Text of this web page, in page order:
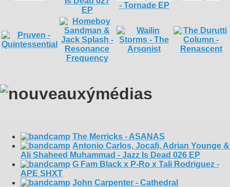
The Merricks - ASANAS
Antonio Carlos, Jocafi, Adrian Younge &
Ali Shaheed Muhammad - Jazz Is Dead 026 EP
G Fam Black x P-Ro x Tali Rodriguez -
APE SHXT
John Carpenter - Cathedral